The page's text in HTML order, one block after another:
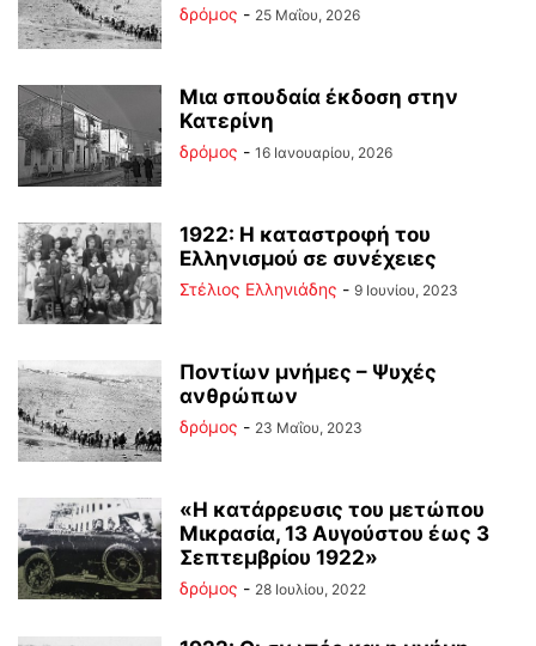
δρόμος - 25 Μαΐου, 2026
Μια σπουδαία έκδοση στην
Κατερίνη
δρόμος - 16 Ιανουαρίου, 2026
1922: Η καταστροφή του
Ελληνισμού σε συνέχειες
Στέλιος Ελληνιάδης - 9 Ιουνίου, 2023
Ποντίων μνήμες – Ψυχές
ανθρώπων
δρόμος - 23 Μαΐου, 2023
«Η κατάρρευσις του μετώπου
Μικρασία, 13 Αυγούστου έως 3
Σεπτεμβρίου 1922»
δρόμος - 28 Ιουλίου, 2022